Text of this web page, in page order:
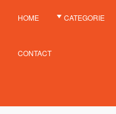
HOME CATEGORIE
CONTACT